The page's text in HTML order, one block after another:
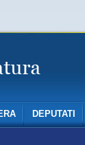
DEPUTATI